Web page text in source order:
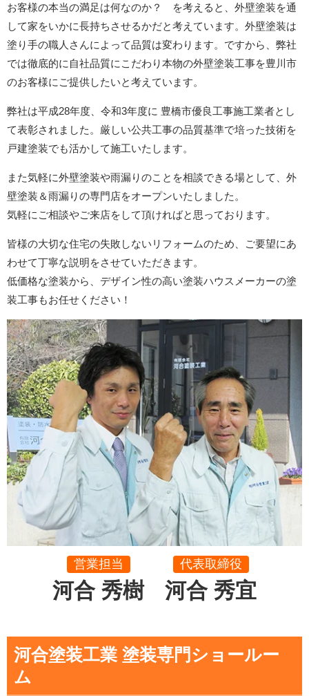
お客様の本当の満足は何なのか？ を考えると、外壁塗装を通
して家をいかに長持ちさせるかだと考えています。外壁塗装は
塗り手の職人さんによって品質は変わります。ですから、弊社
では徹底的に自社品質にこだわり本物の外壁塗装工事を豊川市
のお客様にご提供したいと考えています。
弊社は平成28年度、令和3年度に 豊橋市優良工事施工業者とし
て表彰されました。厳しい公共工事の品質基準で培った技術を
戸建塗装でも活かして施工いたします。
また気軽に外壁塗装や雨漏りのことを相談できる場として、外
壁塗装＆雨漏りの専門店をオープンいたしました。
気軽にご相談やご来店をして頂ければと思っております。
皆様の大切な住宅の失敗しないリフォームのため、ご要望にあ
わせて丁寧な説明をさせていただきます。
低価格な塗装から、デザイン性の高い塗装ハウスメーカーの塗
装工事もお任せください！
営業担当
河合 秀樹
代表取締役
河合 秀宜
河合塗装工業 塗装専門ショールー
ム